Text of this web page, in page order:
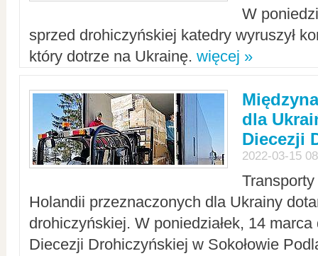
W
sprzed drohiczyńskiej katedry wyruszył
który dotrze na Ukrainę. więcej »
dla
Diecezji
2022-03-15
Holandii przeznaczonych dla Ukrainy
drohiczyńskiej. W poniedziałek, 14
Diecezji Drohiczyńskiej w Sokołowie